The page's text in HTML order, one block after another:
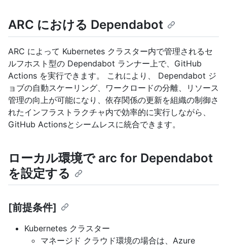
ARC における Dependabot
ARC によって Kubernetes クラスター内で管理されるセ
ルフホスト型の Dependabot ランナー上で、GitHub
Actions を実行できます。 これにより、 Dependabot ジ
ョブの自動スケーリング、ワークロードの分離、リソース
管理の向上が可能になり、依存関係の更新を組織の制御さ
れたインフラストラクチャ内で効率的に実行しながら、
GitHub Actionsとシームレスに統合できます。
ローカル環境で arc for Dependabot
を設定する
[前提条件]
Kubernetes クラスター
マネージド クラウド環境の場合は、Azure